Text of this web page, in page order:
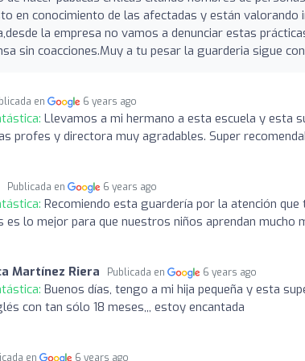
en conocimiento de las afectadas y están
la empresa no vamos a denunciar estas
sin coacciones.Muy a tu pesar la guarderia sigue
en 6 years ago
Llevamos a mi hermano a esta escuela y esta
profes y directora muy agradables. Super
Publicada en 6 years ago
Recomiendo esta guardería por la atención
es lo mejor para que nuestros niños aprendan mucho
Martínez Riera Publicada en 6 years ago
Buenos días, tengo a mi hija pequeña y esta
con tan sólo 18 meses,,, estoy encantada
en 6 years ago